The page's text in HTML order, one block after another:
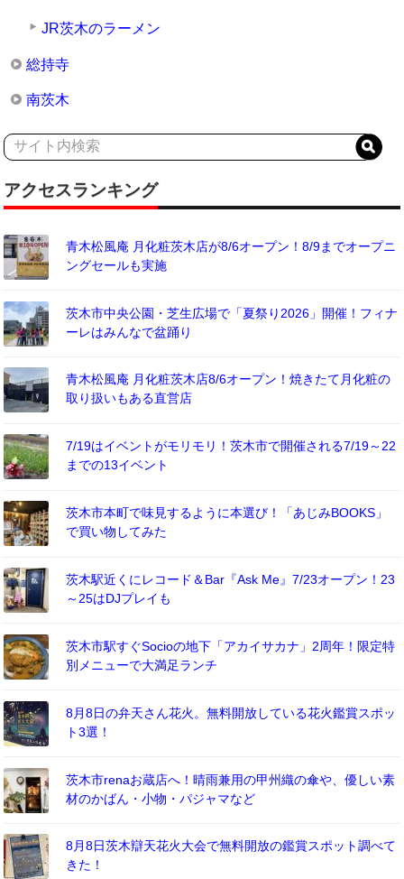
JR茨木のラーメン
総持寺
南茨木
アクセスランキング
青木松風庵 月化粧茨木店が8/6オープン！8/9までオープニ
ングセールも実施
茨木市中央公園・芝生広場で「夏祭り2026」開催！フィナ
ーレはみんなで盆踊り
青木松風庵 月化粧茨木店8/6オープン！焼きたて月化粧の
取り扱いもある直営店
7/19はイベントがモリモリ！茨木市で開催される7/19～22
までの13イベント
茨木市本町で味見するように本選び！「あじみBOOKS」
で買い物してみた
茨木駅近くにレコード＆Bar『Ask Me』7/23オープン！23
～25はDJプレイも
茨木市駅すぐSocioの地下「アカイサカナ」2周年！限定特
別メニューで大満足ランチ
8月8日の弁天さん花火。無料開放している花火鑑賞スポッ
ト3選！
茨木市renaお蔵店へ！晴雨兼用の甲州織の傘や、優しい素
材のかばん・小物・パジャマなど
8月8日茨木辯天花火大会で無料開放の鑑賞スポット調べて
きた！